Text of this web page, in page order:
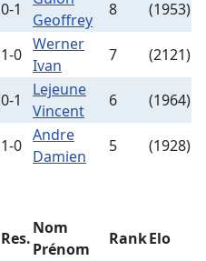
0-1
Geoffrey
8 (1953)
1-0
Werner
Ivan
7 (2121)
0-1
Lejeune
Vincent
6 (1964)
1-0
Andre
Damien
5
(1928)
Res.
Nom
Prénom
RankElo